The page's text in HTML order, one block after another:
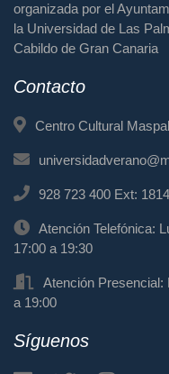
organizada por el
la Universidad de Las
Cabildo de Gran Canaria
Contacto
Centro Cultural
928 723 400 Ext: 1814
Atención Telefónica:
17:00 a 19:30
Atención Presencial:
a 19:00
Síguenos